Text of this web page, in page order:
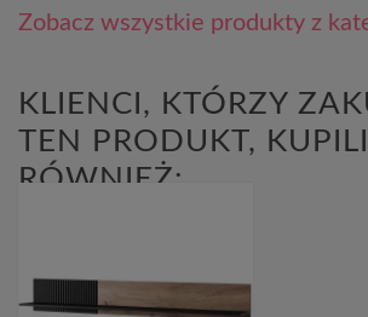
Zobacz wszystkie produkty z
KLIENCI, KTÓRZY
TEN PRODUKT, KUPILI
RÓWNIEŻ: